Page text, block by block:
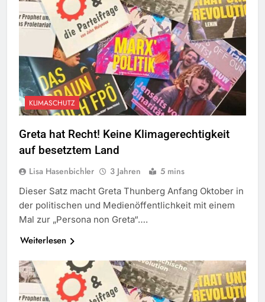
KLIMASCHUTZ
Greta hat Recht! Keine Klimagerechtigkeit
auf besetztem Land
Lisa Hasenbichler 3 Jahren 5 mins
Dieser Satz macht Greta Thunberg Anfang Oktober in
der politischen und Medienöffentlichkeit mit einem
Mal zur „Persona non Greta“….
Weiterlesen